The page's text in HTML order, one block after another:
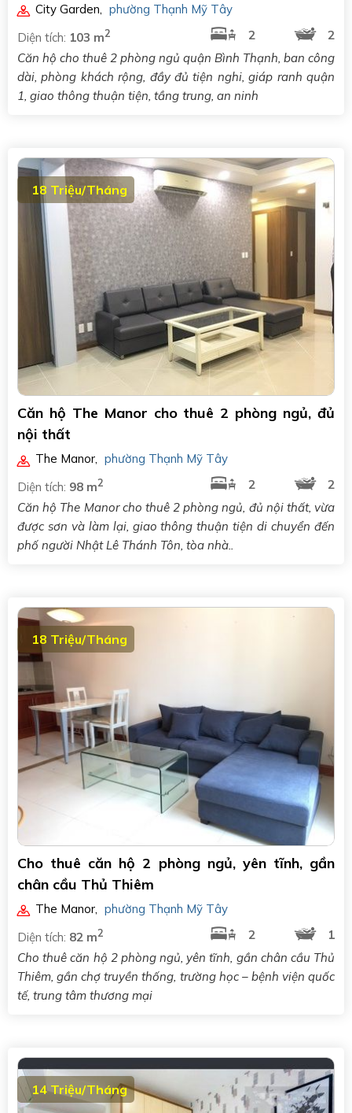
City Garden
phường Thạnh Mỹ Tây
Diện tích: 103 m2 2
2
Căn hộ cho thuê 2 phòng ngủ quận Bình Thạnh, ban công
dài, phòng khách rộng, đầy đủ tiện nghi, giáp ranh quận
1, giao thông thuận tiện, tầng trung, an ninh
18 Triệu/Tháng
Căn hộ The Manor cho thuê 2 phòng ngủ, đủ
nội thất
The Manor, phường Thạnh Mỹ Tây
Diện tích: 98 m2 2
2
Căn hộ The Manor cho thuê 2 phòng ngủ, đủ nội thất, vừa
được sơn và làm lại, giao thông thuận tiện di chuyển đến
phố người Nhật Lê Thánh Tôn, tòa nhà..
18 Triệu/Tháng
Cho thuê căn hộ 2 phòng ngủ, yên tĩnh, gần
chân cầu Thủ Thiêm
The Manor
phường Thạnh Mỹ Tây
Diện tích: 82 m2 2
1
Cho thuê căn hộ 2 phòng ngủ, yên tĩnh, gần chân cầu Thủ
Thiêm, gần chợ truyền thống, trường học – bệnh viện quốc
tế, trung tâm thương mại
14 Triệu/Tháng